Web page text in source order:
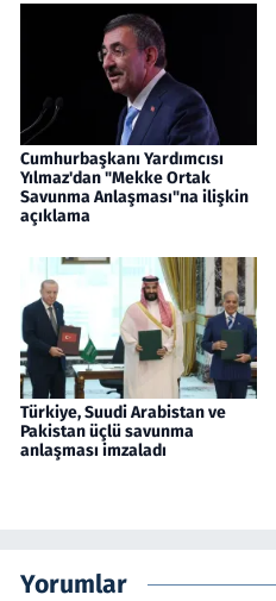
Cumhurbaşkanı Yardımcısı
Yılmaz'dan "Mekke Ortak
Savunma Anlaşması"na ilişkin
açıklama
Türkiye, Suudi Arabistan ve
Pakistan üçlü savunma
anlaşması imzaladı
Yorumlar